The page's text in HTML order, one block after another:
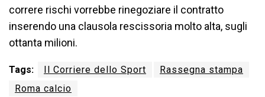
correre rischi vorrebbe rinegoziare il contratto
inserendo una clausola rescissoria molto alta, sugli
ottanta milioni.
Tags: Il Corriere dello Sport
Rassegna stampa
Roma calcio